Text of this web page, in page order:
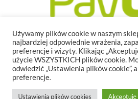
Używamy plików cookie w naszym
najbardziej odpowiednie wrażenia,
preferencje i wizyty. Klikając
użycie WSZYSTKICH plików cookie.
odwiedzić „Ustawienia plików cookie”,
preferencje.
Ustawienia plików cookies Akceptuję